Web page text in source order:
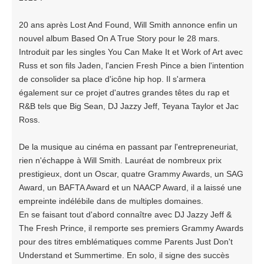
20 ans après Lost And Found, Will Smith annonce enfin un
nouvel album Based On A True Story pour le 28 mars.
Introduit par les singles You Can Make It et Work of Art avec
Russ et son fils Jaden, l'ancien Fresh Pince a bien l'intention
de consolider sa place d'icône hip hop. Il s'armera
également sur ce projet d'autres grandes têtes du rap et
R&B tels que Big Sean, DJ Jazzy Jeff, Teyana Taylor et Jac
Ross.
De la musique au cinéma en passant par l'entrepreneuriat,
rien n'échappe à Will Smith. Lauréat de nombreux prix
prestigieux, dont un Oscar, quatre Grammy Awards, un SAG
Award, un BAFTA Award et un NAACP Award, il a laissé une
empreinte indélébile dans de multiples domaines.
En se faisant tout d'abord connaître avec DJ Jazzy Jeff &
The Fresh Prince, il remporte ses premiers Grammy Awards
pour des titres emblématiques comme Parents Just Don't
Understand et Summertime. En solo, il signe des succès